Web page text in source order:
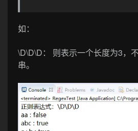
如：
\D\D\D： 则表示一个长度为3，
串。